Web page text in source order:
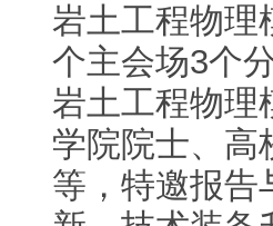
岩土工程物理
个主会场3个
岩土工程物理
学院院士、高
等，特邀报告